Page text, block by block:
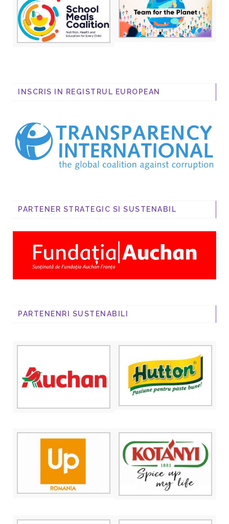
INSCRIS IN REGISTRUL EUROPEAN
PARTENER STRATEGIC SI SUSTENABIL
PARTENENRI SUSTENABILI